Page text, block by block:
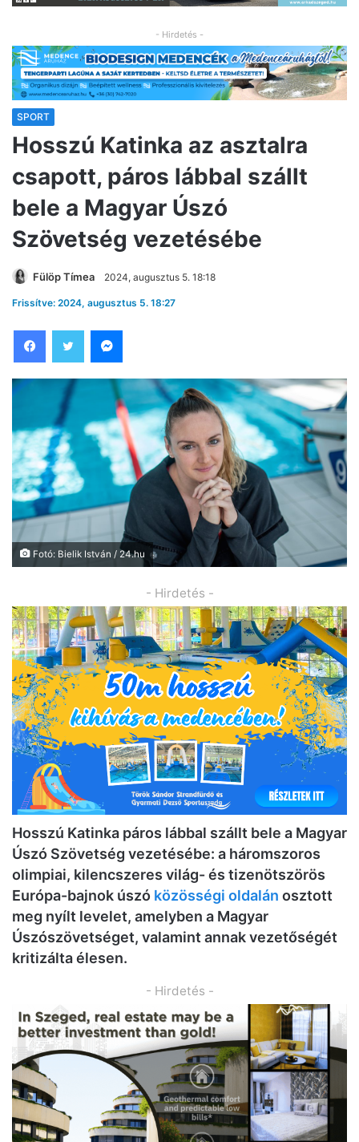
- Hirdetés -
SPORT
Hosszú Katinka az asztalra
csapott, páros lábbal szállt
bele a Magyar Úszó
Szövetség vezetésébe
Fülöp Tímea 2024, augusztus 5. 18:18
Frissítve: 2024, augusztus 5. 18:27
Fotó: Bielik István / 24.hu
- Hirdetés -
Hosszú Katinka páros lábbal szállt bele a Magyar
Úszó Szövetség vezetésébe: a háromszoros
olimpiai, kilencszeres világ- és tizenötszörös
Európa-bajnok úszó közösségi oldalán osztott
meg nyílt levelet, amelyben a Magyar
Úszószövetséget, valamint annak vezetőségét
kritizálta élesen.
- Hirdetés -